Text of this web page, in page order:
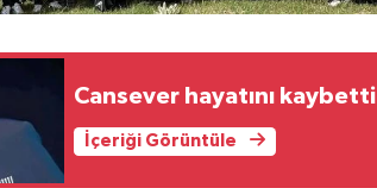
Cansever hayatını kaybetti
İçeriği Görüntüle